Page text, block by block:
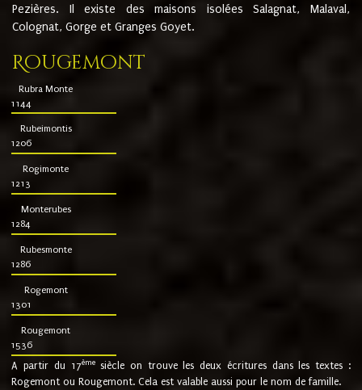
Pezières. Il existe des maisons isolées Salagnat, Malaval,
Colognat, Gorge et Granges Goyet.
Rougemont
Rubra Monte
1144
Rubeimontis
1206
Rogimonte
1213
Monterubes
1284
Rubesmonte
1286
Rogemont
1301
Rougemont
1536
A partir du 17ème siècle on trouve les deux écritures dans les textes :
Rogemont ou Rougemont. Cela est valable aussi pour le nom de famille.